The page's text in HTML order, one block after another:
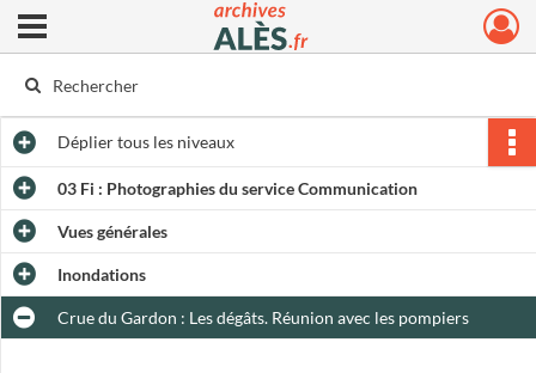
Archives municipales d'Alès
Ouvrir le menu déroulant
Dépliertous les niveaux
03 Fi : Photographies du service Communication
Vues générales
Inondations
Crue du Gardon : Les dégâts. Réunion avec les pompiers